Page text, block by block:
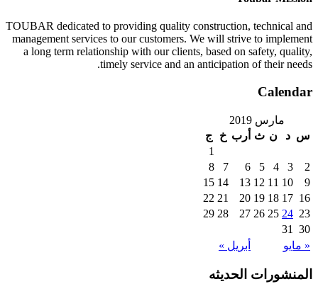
TOUBAR dedicated to providing quality construction, technical and
management services to our customers. We will strive to implement
a long term relationship with our clients, based on safety, quality,
timely service and an anticipation of their needs.
Calendar
مارس 2019
س د ن ث أرب خ ج
« مايو أبريل »
1
2
3
4
5
6
7
8
9
10
11
12
13
14
15
16
17
18
19
20
21
22
23
24
25
26
27
28
29
30
31
المنشورات الحديثه